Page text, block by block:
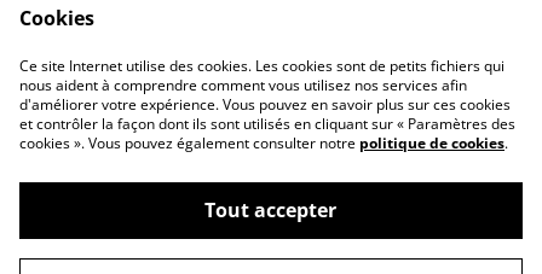
Contact Us
Legal Terms
Privacy Policy
Cookie Policy
©2026Marie Charlotte Jeanjean
Cookies
Ce site Internet utilise des cookies. Les cookies sont de petits fichiers qui
nous aident à comprendre comment vous utilisez nos services afin
d'améliorer votre expérience. Vous pouvez en savoir plus sur ces cookies
et contrôler la façon dont ils sont utilisés en cliquant sur « Paramètres des
cookies ». Vous pouvez également consulter notre politique de cookies.
Tout accepter